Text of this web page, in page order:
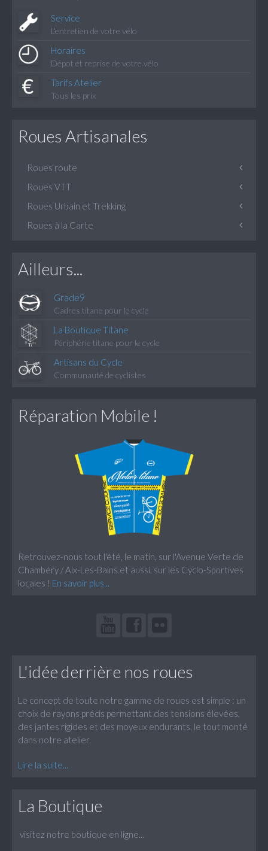
Service
L'entretien de votre vélo
Horaires
Dépot et reprise de votre vélo
Tarifs Atelier
Tous les prix
Roues Artisanales
Roues route
ALUDRA
MIRA
CELENO
Roues VTT
DRACONIS
Roues Urbain et Trekking
KOCAB
Roues à la Carte
Pour tous terrains
Ailleurs...
Grade9
Cadres titane pour le cycle
La Boutique Titane
Périphérie titane pour le cycle
Artisans du Cycle
Communauté de cyclistes
Réparation Mobile !
Retrouvez-nous tout l'été, le matin, sur l'Avenue Verte de
Chambéry / Aix-Les-Bains et aussi, sur les Cyclo-Sportives
locales ! En savoir plus...
L'idée derrière nos roues
Le concept de toute notre gamme de roues est simple : un
choix de rayons précis permettant des tensions élevées,
des jantes rigides et des moyeux endurants, le tout monté
dans notre atelier.
Lire la suite...
La Boutique
visitez notre boutique en ligne...